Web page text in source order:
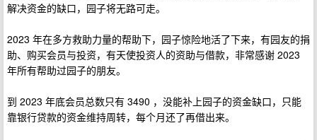
解决资金的缺口，园子将无路可走。
2023 年在多方救助力量的帮助下，园子惊险地活了下来，有园友的捐
助、购买会员与投资，有天使投资人的资助与借款，非常感谢 2023
年所有帮助过园子的朋友。
到 2023 年底会员总数只有 3490 ，没能补上园子的资金缺口，只能
靠银行贷款的资金维持周转，每个月还了再借出来。